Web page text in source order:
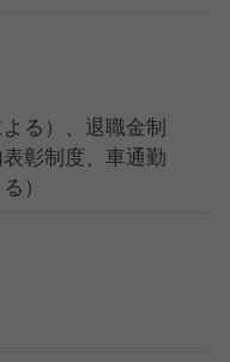
る）、退職金制
彰制度、車通勤
）